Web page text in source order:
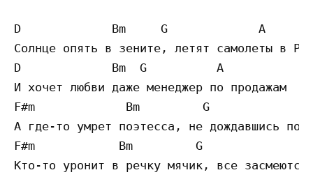
D             Bm     G             A
Солнце опять в зените, летят самолеты в
D             Bm  G          A
И хочет любви даже менеджер по продажам
F#m             Bm         G
А где-то умрет поэтесса, не дождавшись
F#m            Bm         G
Кто-то уронит в речку мячик, все